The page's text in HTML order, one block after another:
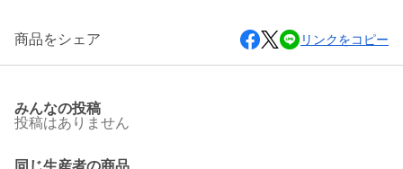
商品をシェア リンクをコピー
みんなの投稿
投稿はありません